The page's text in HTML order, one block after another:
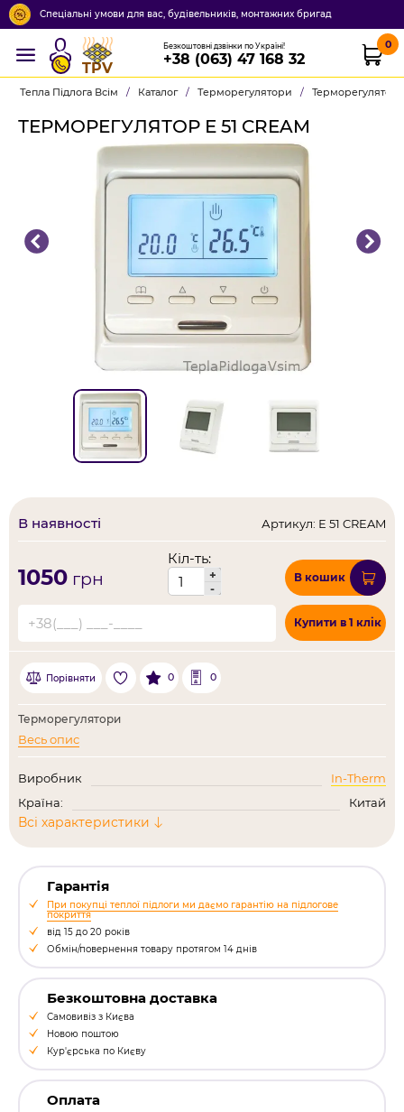
Спеціальні умови для вас, будівельників, монтажних бригад
TPV
Безкоштовні дзвінки по Україні!
+38 (063) 47 168 32
0
Тепла Підлога Всім / Каталог / Терморегулятори / Терморегулятор
ТЕРМОРЕГУЛЯТОР Е 51 CREAM
В наявності Артикул: Е 51 CREAM
1050 грн
Кіл-ть:
+
-
В кошик
Купити в 1 клік
Порівняти 0 0
Терморегулятори
Весь опис
Виробник
In-Therm
Країна:
Китай
Всі характеристики
Гарантія
При покупці теплої підлоги ми даємо гарантію на підлогове
покриття
від 15 до 20 років
Обмін/повернення товару протягом 14 днів
Безкоштовна доставка
Самовивіз з Києва
Новою поштою
Кур'єрська по Києву
Оплата